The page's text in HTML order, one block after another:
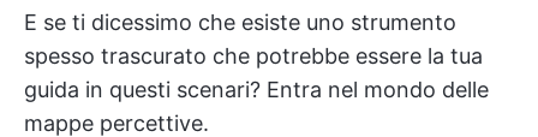
E se ti dicessimo che esiste uno strumento
spesso trascurato che potrebbe essere la tua
guida in questi scenari? Entra nel mondo delle
mappe percettive.